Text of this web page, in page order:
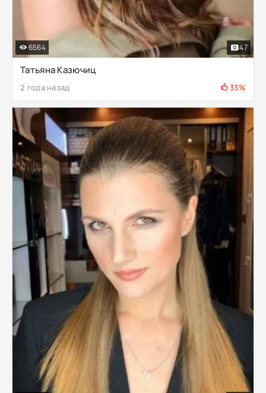
Татьяна Казючиц
2 года назад 33%
6564 47